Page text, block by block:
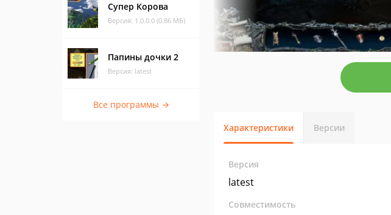
Супер Корова
Версия: 1.0.0.0 (0.86 МБ)
Папины дочки 2
Версия: latest
Все программы →
Характеристики Версии
Версия
latest
Совместимость